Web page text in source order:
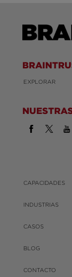
EXPLORAR
CAPACIDADES
INDUSTRIAS
CASOS
BLOG
CONTACTO